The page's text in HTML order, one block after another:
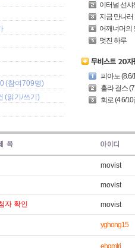
(참여709명)
(읽기 /쓰기 )
이터널 선샤
지금 만나러
어깨너머의
멋진 하루
피아노 (8.6/
훌라 걸스
회로 (4.6/10
movist
movist
자 확인 movist
yghong15
ehgmlrj